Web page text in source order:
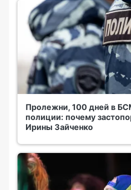
Пролежни, 100 дней в
полиции: почему
Ирины Зайченко